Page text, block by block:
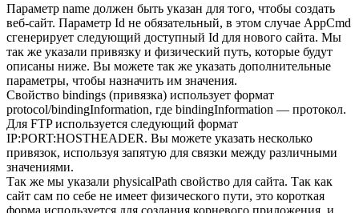
Параметр name должен быть указан для того, чтобы создать
веб-сайт. Параметр Id не обязательный, в этом случае AppCmd
сгенерирует следующий доступный Id для нового сайта. Мы
так же указали привязку и физический путь, которые будут
описаны ниже. Вы можете так же указать дополнительные
параметры, чтобы назначить им значения.
Свойство bindings (привязка) использует формат
protocol/bindingInformation, где bindingInformation — протокол.
Для FTP используется следующий формат
IP:PORT:HOSTHEADER. Вы можете указать несколько
привязок, используя запятую для связки между различными
значениями.
Так же мы указали physicalPath свойство для сайта. Так как
сайт сам по себе не имеет физического пути, это короткая
форма используется для создания корневого приложения, и